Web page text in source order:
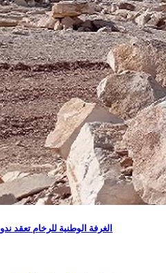
الغرفة الوطنية للرخام تعقد